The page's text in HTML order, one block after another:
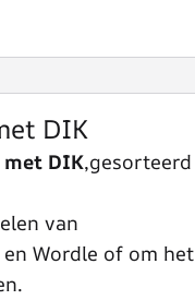
DIK
DIK,gesorteerd
van
Wordle of om het